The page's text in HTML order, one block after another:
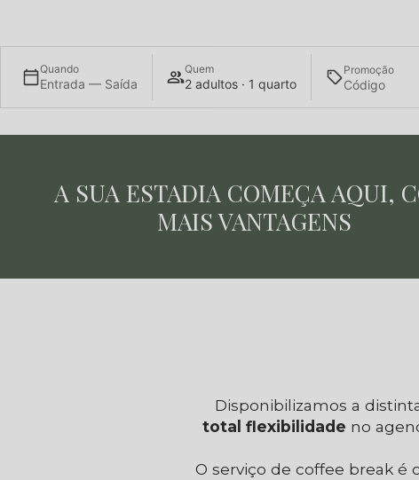
Quando
Entrada — Saída
Quem
2 adultos · 1 quarto
Promoção
A SUA ESTADIA COMEÇA AQUI,
MAIS VANTAGENS
Cancelamento Flexível
Melhor preço
garantido
Disponibilizamos a
total flexibilidade no
O serviço de coffee break é